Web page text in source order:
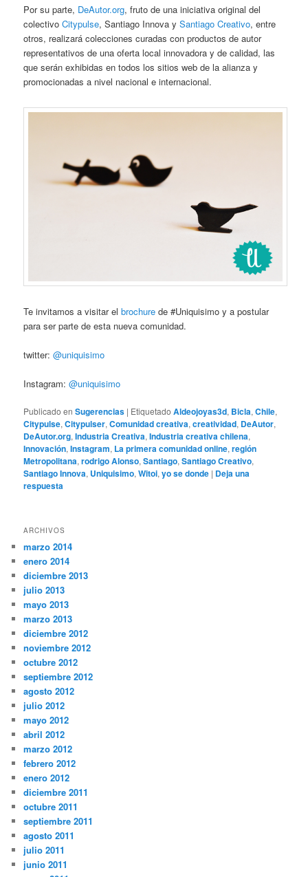
Por su parte, DeAutor.org, fruto de una iniciativa original del
colectivoCitypulse, Santiago Innova ySantiago Creativo, entre
otros, realizará colecciones curadas con productos de autor
representativos de una oferta local innovadora y de calidad, las
que serán exhibidas en todos los sitios web de la alianza y
promocionadas a nivel nacional e internacional.
Te invitamos a visitar elbrochurede #Uniquisimo y a postular
para ser parte de esta nueva comunidad.
twitter:@uniquisimo
Instagram:@uniquisimo
Publicado en Sugerencias | Etiquetado Aldeojoyas3d, Bicla,Chile,
Citypulse,Citypulser,Comunidad creativa,creatividad, DeAutor,
DeAutor.org,Industria Creativa,Industria creativa chilena,
Innovación,Instagram, La primera comunidad online,región
Metropolitana,rodrigo Alonso,Santiago,Santiago Creativo,
Santiago Innova, Uniquisimo,Witoi,yo se donde | Deja una
respuesta
ARCHIVOS
marzo 2014
enero 2014
diciembre 2013
julio 2013
mayo 2013
marzo 2013
diciembre 2012
noviembre 2012
octubre 2012
septiembre 2012
agosto 2012
julio 2012
mayo 2012
abril 2012
marzo 2012
febrero 2012
enero 2012
diciembre 2011
octubre 2011
septiembre 2011
agosto 2011
julio 2011
junio 2011